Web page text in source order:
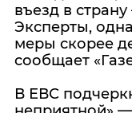
въезд в страну
Эксперты,
меры скорее
сообщает
В ЕВС